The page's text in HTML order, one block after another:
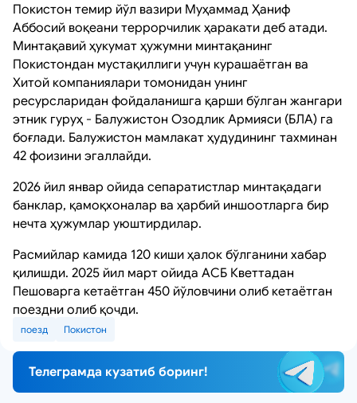
Покистон темир йўл вазири Муҳаммад Ҳаниф
Аббосий воқеани террорчилик ҳаракати деб атади.
Минтақавий ҳукумат ҳужумни минтақанинг
Покистондан мустақиллиги учун курашаётган ва
Хитой компаниялари томонидан унинг
ресурсларидан фойдаланишга қарши бўлган жангари
этник гуруҳ - Балужистон Озодлик Армияси (БЛА) га
боғлади. Балужистон мамлакат ҳудудининг тахминан
42 фоизини эгаллайди.
2026 йил январ ойида сепаратистлар минтақадаги
банклар, қамоқхоналар ва ҳарбий иншоотларга бир
нечта ҳужумлар уюштирдилар.
Расмийлар камида 120 киши ҳалок бўлганини хабар
қилишди. 2025 йил март ойида АСБ Кветтадан
Пешоварга кетаётган 450 йўловчини олиб кетаётган
поездни олиб қочди.
поезд Покистон
Телеграмда кузатиб боринг!